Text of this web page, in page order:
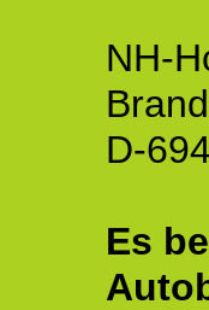
NH-
D-
Es